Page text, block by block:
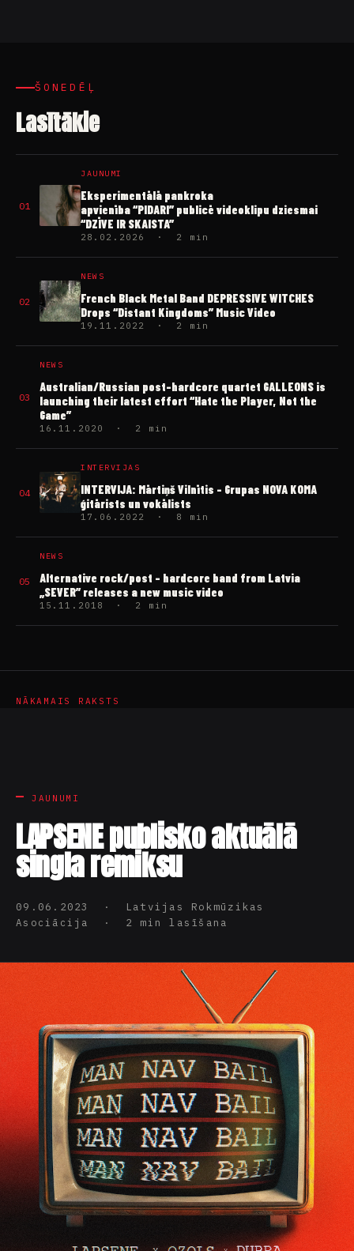
ŠONEDĒĻ
Lasītākie
01
JAUNUMI
Eksperimentālā pankroka
apvienība “PIDARI” publicē videoklipu dziesmai
“DZĪVE IR SKAISTA”
28.02.2026 · 2 min
02
NEWS
French Black Metal Band DEPRESSIVE WITCHES
Drops “Distant Kingdoms” Music Video
19.11.2022 · 2 min
03
NEWS
Australian/Russian post-hardcore quartet GALLEONS is
launching their latest effort “Hate the Player, Not the
Game”
16.11.2020 · 2 min
04
INTERVIJAS
INTERVIJA: Mārtiņš Vilnītis – Grupas NOVA KOMA
ģitārists un vokālists
17.06.2022 · 8 min
05
NEWS
Alternative rock/post – hardcore band from Latvia
„SEVER” releases a new music video
15.11.2018 · 2 min
NĀKAMAIS RAKSTS
JAUNUMI
LAPSENE publisko aktuālā
singla remiksu
09.06.2023 · Latvijas Rokmūzikas
Asociācija · 2 min lasīšana